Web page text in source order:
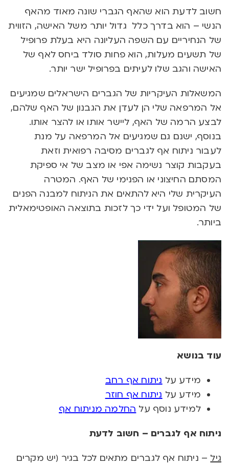
חשוב לדעת הוא שהאף הגברי שונה מאוד מהאף
הנשי – הוא בדרך כלל גדול יותר משל האישה, הזווית
של הנחיריים עם השפה העליונה היא בעלת פרופיל
של תשעים מעלות, הוא פחות סולד ביחס לאף של
האישה והגב שלו לעיתים בפרופיל ישר יותר.
המשאלות העיקריות של הגברים הישראלים שמגיעים
אל המרפאה שלי הן לעדן את הגבנון של האף שלהם,
לבצע הרמה של האף, ליישר אותו או להצר אותו.
בנוסף, ישנם גם שמגיעים אל המרפאה על מנת
לעבור ניתוח אף לגברים מסיבה רפואית וזאת
בעקבות קוצר נשימה אפי או מצב של אי ספיקת
המסתם החיצוני או הפנימי של האף. המטרה
העיקרית שלי היא להתאים את הניתוח למבנה הפנים
של המטופל ועל ידי כך לזכות בתוצאה האופטימאלית
ביותר.
עוד בנושא
מידע על ניתוח אף רחב
מידע על ניתוח אף חוזר
למידע נוסף על החלמה מניתוח אף
ניתוח אף לגברים – חשוב לדעת
גיל – ניתוח אף לגברים מתאים לכל בגיר (יש מקרים